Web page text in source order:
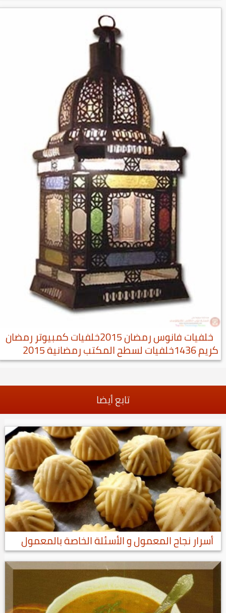
خلفيات فانوس رمضان 2015خلفيات كمبيوتر رمضان
كريم 1436خلفيات لسطح المكتب رمضانية 2015
تابع أيضا
أسرار نجاح المعمول و الأسئلة الخاصة بالمعمول